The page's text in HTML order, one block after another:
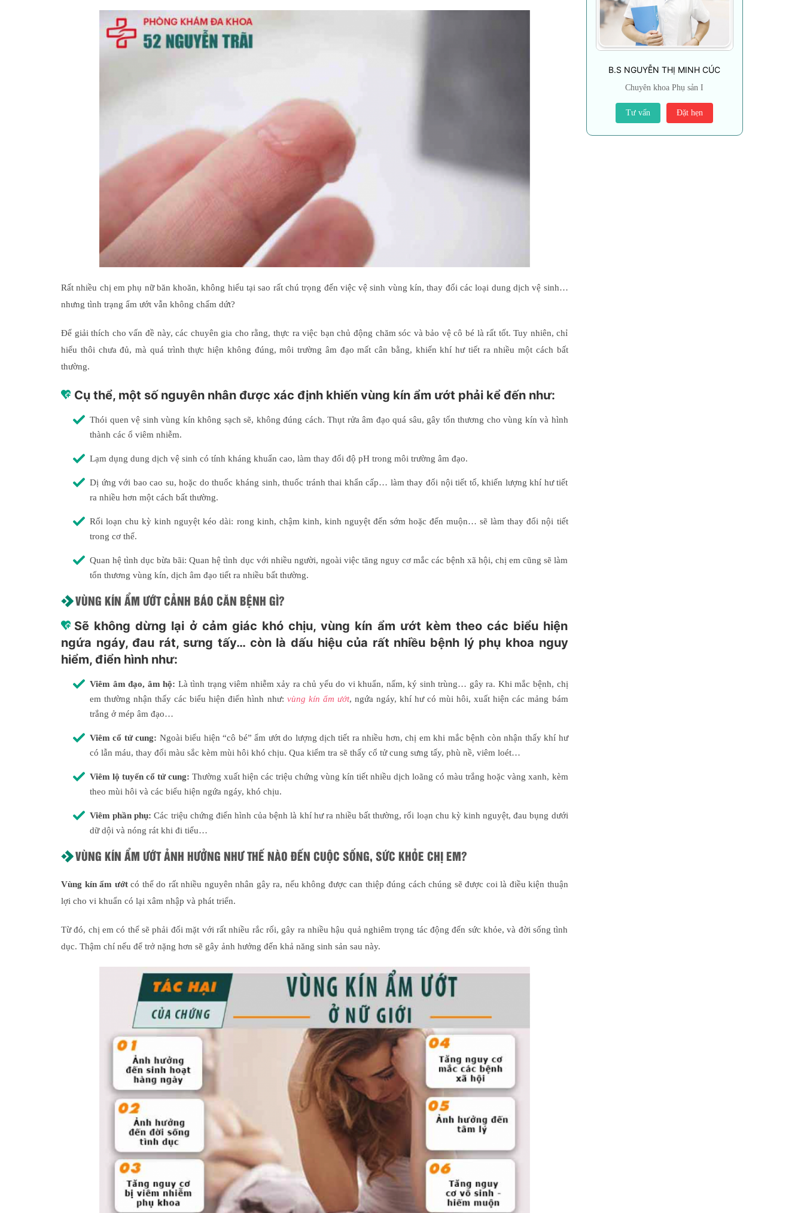
Rất nhiều chị em phụ nữ băn khoăn, không hiểu tại sao rất chú trọng đến việc vệ sinh vùng kín, thay đổi các loại dung dịch vệ sinh…
nhưng tình trạng ẩm ướt vẫn không chấm dứt?
Để giải thích cho vấn đề này, các chuyên gia cho rằng, thực ra việc bạn chủ động chăm sóc và bảo vệ cô bé là rất tốt. Tuy nhiên, chỉ
hiểu thôi chưa đủ, mà quá trình thực hiện không đúng, môi trường âm đạo mất cân bằng, khiến khí hư tiết ra nhiều một cách bất
thường.
Cụ thể, một số nguyên nhân được xác định khiến vùng kín ẩm ướt phải kể đến như:
Thói quen vệ sinh vùng kín không sạch sẽ, không đúng cách. Thụt rửa âm đạo quá sâu, gây tổn thương cho vùng kín và hình
thành các ổ viêm nhiễm.
Lạm dụng dung dịch vệ sinh có tính kháng khuẩn cao, làm thay đổi độ pH trong môi trường âm đạo.
Dị ứng với bao cao su, hoặc do thuốc kháng sinh, thuốc tránh thai khẩn cấp… làm thay đổi nội tiết tố, khiến lượng khí hư tiết
ra nhiều hơn một cách bất thường.
Rối loạn chu kỳ kinh nguyệt kéo dài: rong kinh, chậm kinh, kinh nguyệt đến sớm hoặc đến muộn… sẽ làm thay đổi nội tiết
trong cơ thể.
Quan hệ tình dục bừa bãi: Quan hệ tình dục với nhiều người, ngoài việc tăng nguy cơ mắc các bệnh xã hội, chị em cũng sẽ làm
tổn thương vùng kín, dịch âm đạo tiết ra nhiều bất thường.
VÙNG KÍN ẨM ƯỚT CẢNH BÁO CĂN BỆNH GÌ?
Sẽ không dừng lại ở cảm giác khó chịu, vùng kín ẩm ướt kèm theo các biểu hiện
ngứa ngáy, đau rát, sưng tấy… còn là dấu hiệu của rất nhiều bệnh lý phụ khoa nguy
hiểm, điển hình như:
Viêm âm đạo, âm hộ: Là tình trạng viêm nhiễm xảy ra chủ yếu do vi khuẩn, nấm, ký sinh trùng… gây ra. Khi mắc bệnh, chị
em thường nhận thấy các biểu hiện điển hình như: vùng kín ẩm ướt, ngứa ngáy, khí hư có mùi hôi, xuất hiện các mảng bám
trắng ở mép âm đạo…
Viêm cổ tử cung: Ngoài biểu hiện “cô bé” ẩm ướt do lượng dịch tiết ra nhiều hơn, chị em khi mắc bệnh còn nhận thấy khí hư
có lẫn máu, thay đổi màu sắc kèm mùi hôi khó chịu. Qua kiểm tra sẽ thấy cổ tử cung sưng tấy, phù nề, viêm loét…
Viêm lộ tuyến cổ tử cung: Thường xuất hiện các triệu chứng vùng kín tiết nhiều dịch loãng có màu trắng hoặc vàng xanh, kèm
theo mùi hôi và các biểu hiện ngứa ngáy, khó chịu.
Viêm phần phụ: Các triệu chứng điển hình của bệnh là khí hư ra nhiều bất thường, rối loạn chu kỳ kinh nguyệt, đau bụng dưới
dữ dội và nóng rát khi đi tiểu…
VÙNG KÍN ẨM ƯỚT ẢNH HƯỞNG NHƯ THẾ NÀO ĐẾN CUỘC SỐNG, SỨC KHỎE CHỊ EM?
Vùng kín ẩm ướtcó thể do rất nhiều nguyên nhân gây ra, nếu không được can thiệp đúng cách chúng sẽ được coi là điều kiện thuận
lợi cho vi khuẩn có lại xâm nhập và phát triển.
Từ đó, chị em có thể sẽ phải đối mặt với rất nhiều rắc rối, gây ra nhiều hậu quả nghiêm trọng tác động đến sức khỏe, và đời sống tình
dục. Thậm chí nếu để trở nặng hơn sẽ gây ảnh hưởng đến khả năng sinh sản sau này.
B.S NGUYỄN THỊ MINH CÚC
Chuyên khoa Phụ sản I
Tư vấn Đặt hẹn